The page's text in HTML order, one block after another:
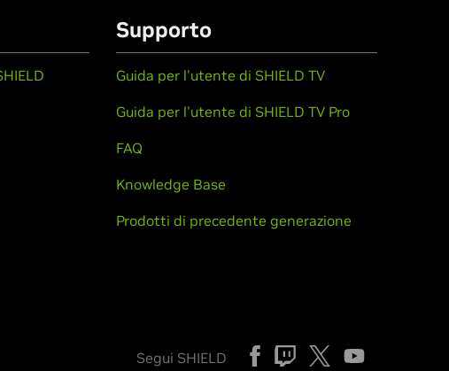
Supporto
Guida per l'utente di SHIELD TV
Guida per l'utente di SHIELD TV Pro
FAQ
Knowledge Base
Prodotti di precedente generazione
Segui SHIELD